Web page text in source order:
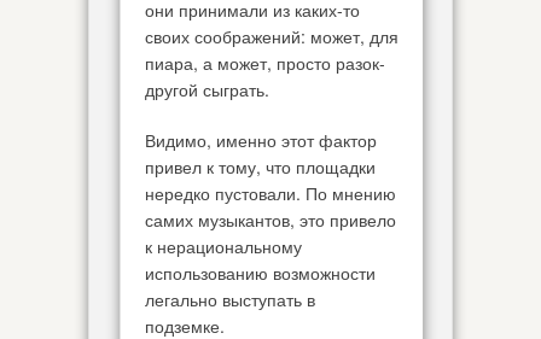
они принимали из каких-то
своих соображений: может, для
пиара, а может, просто разок-
другой сыграть.
Видимо, именно этот фактор
привел к тому, что площадки
нередко пустовали. По мнению
самих музыкантов, это привело
к нерациональному
использованию возможности
легально выступать в
подземке.